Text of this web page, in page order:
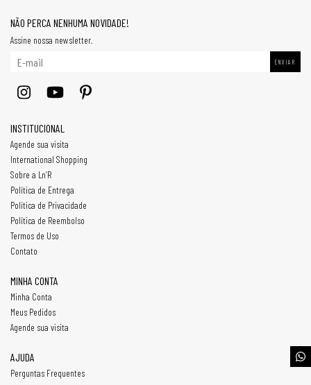
NÃO PERCA NENHUMA NOVIDADE!
Assine nossa newsletter.
INSTITUCIONAL
Agende sua visita
International Shopping
Sobre a Ln’R
Política de Entrega
Política de Privacidade
Política de Reembolso
Termos de Uso
Contato
MINHA CONTA
Minha Conta
Meus Pedidos
Agende sua visita
AJUDA
Perguntas Frequentes